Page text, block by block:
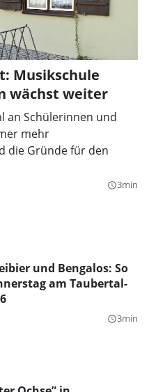
Musikschule
wächst weiter
an Schülerinnen und
mehr
die Gründe für den
query_builder3min
und Bengalos: So
am Taubertal-
query_builder3min